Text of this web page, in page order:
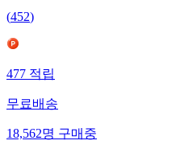
(452)
477적립
무료배송
18,562명구매중